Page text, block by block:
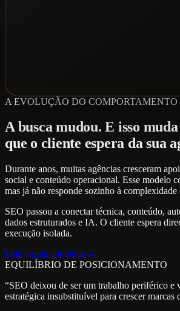
A EVOLUÇÃO DO
A busca mudou. E isso
que o cliente espera da sua
Durante anos, muitas agências cresceram
social e conteúdo operacional. Esse modelo
mas já não responde sozinho à complexidade
SEO passou a conectar técnica, conteúdo,
dados estruturados e IA. O cliente espera
execução isolada.
Leia o guia completo →
EQUILÍBRIO DE POSICIONAMENTO
“SEO deixou de ser um trabalho periférico e
estratégica insubstituível para crescer marcas